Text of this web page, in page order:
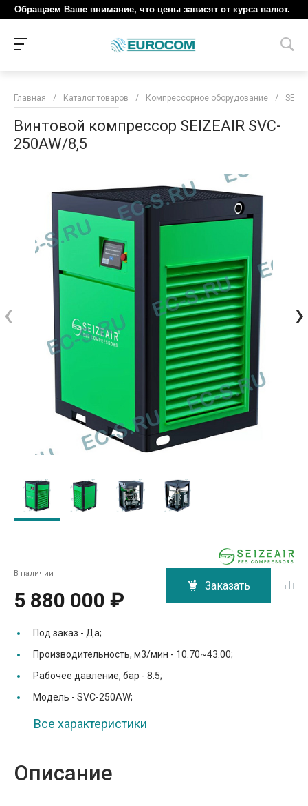
Обращаем Ваше внимание, что цены зависят от курса валют.
Главная / Каталог товаров / Компрессорное оборудование /
Винтовой компрессор SEIZEAIR SVC-
250AW/8,5
‹ ›
В наличии
5 880 000 ₽
Заказать
Под заказ - Да;
Производительность, м3/мин - 10.70~43.00;
Рабочее давление, бар - 8.5;
Модель - SVC-250AW;
Все характеристики
Описание